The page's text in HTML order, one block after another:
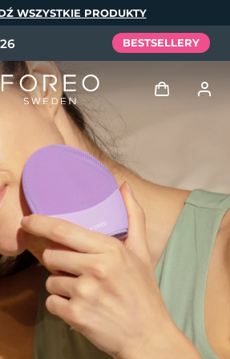
WSZYSTKIE PRODUKTY
BESTSELLERY
Profil użytkownika
Moje urządzenia
Moje zamówienia
Moje adresy
Moje subskrypcje
Tech Elixir
Set
Español
Português
Svenska
Русский
体中文 繁體中文